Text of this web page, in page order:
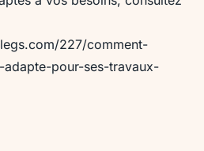
227/comment-
pour-ses-travaux-